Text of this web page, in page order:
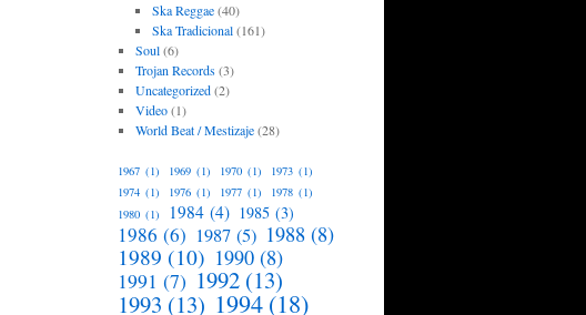
Ska Reggae(40)
Ska Tradicional(161)
Soul(6)
Trojan Records(3)
Uncategorized(2)
Video(1)
World Beat / Mestizaje(28)
1967 (1) 1969 (1) 1970 (1) 1973 (1)
1974 (1) 1976 (1) 1977 (1) 1978 (1)
1980 (1) 1984 (4) 1985 (3)
1986 (6) 1987 (5) 1988 (8)
1989 (10) 1990 (8)
1991 (7) 1992 (13)
1993 (13) 1994 (18)